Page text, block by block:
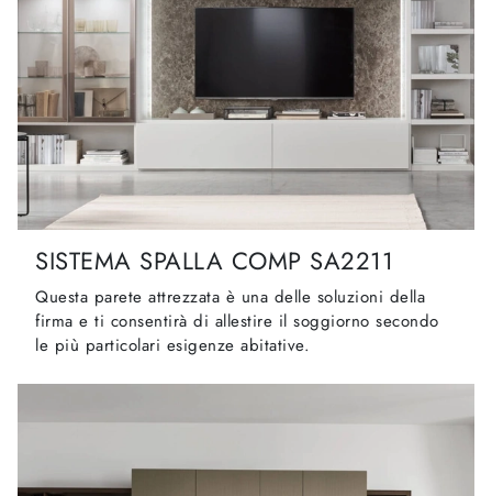
SISTEMA SPALLA COMP SA2211
Questa parete attrezzata è una delle soluzioni della
firma e ti consentirà di allestire il soggiorno secondo
le più particolari esigenze abitative.